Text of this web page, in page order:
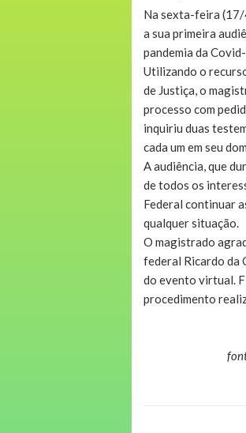
Na sexta-feira (17/
a sua primeira
pandemia da
Utilizando o
de Justiça, o
processo com
inquiriu duas
cada um em seu
A audiência, que
de todos os
Federal continuar
qualquer situação.
O magistrado
federal Ricardo da
do evento virtual.
procedimento